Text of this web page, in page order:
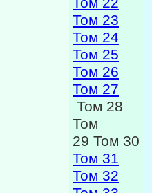
Том 23
Том 24
Том 25
Том 26
Том 27
Том 28
Том
29 Том 30
Том 31
Том 32